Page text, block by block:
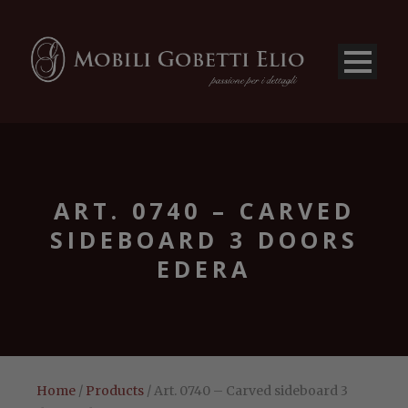
ART. 0740 – CARVED
SIDEBOARD 3 DOORS
EDERA
Home / Products / Art. 0740 – Carved sideboard 3